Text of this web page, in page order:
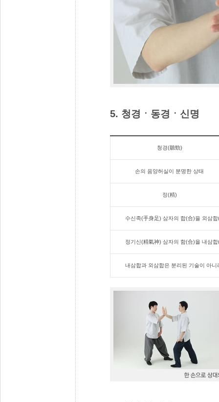
5. 청경ㆍ동경ㆍ신명
청경(聽勁)
손의 음양허실이 분명한 상태
정(精)
수신족(手身足) 삼자의 합(合)을 외삼
정기신(精氣神) 삼자의 함(合)을 내삼
내삼합과 외삼합은 분리된 기술이 아